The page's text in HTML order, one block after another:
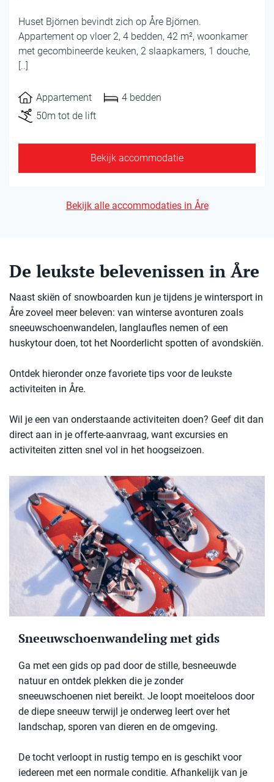
Huset Björnen bevindt zich op Åre Björnen.
Appartement op vloer 2, 4 bedden, 42 m², woonkamer
met gecombineerde keuken, 2 slaapkamers, 1 douche,
[..]
Appartement
4 bedden
50m tot de lift
Bekijk accommodatie
Bekijk alle accommodaties in Åre
De leukste belevenissen in Åre
Naast skiën of snowboarden kun je tijdens je wintersport in
Åre zoveel meer beleven: van winterse avonturen zoals
sneeuwschoenwandelen, langlaufles nemen of een
huskytour doen, tot het Noorderlicht spotten of avondskiën.
Ontdek hieronder onze favoriete tips voor de leukste
activiteiten in Åre.
Wil je een van onderstaande activiteiten doen? Geef dit dan
direct aan in je offerte-aanvraag, want excursies en
activiteiten zitten snel vol in het hoogseizoen.
Sneeuwschoenwandeling met gids
Ga met een gids op pad door de stille, besneeuwde
natuur en ontdek plekken die je zonder
sneeuwschoenen niet bereikt. Je loopt moeiteloos door
de diepe sneeuw terwijl je onderweg leert over het
landschap, sporen van dieren en de omgeving.
De tocht verloopt in rustig tempo en is geschikt voor
iedereen met een normale conditie. Afhankelijk van je